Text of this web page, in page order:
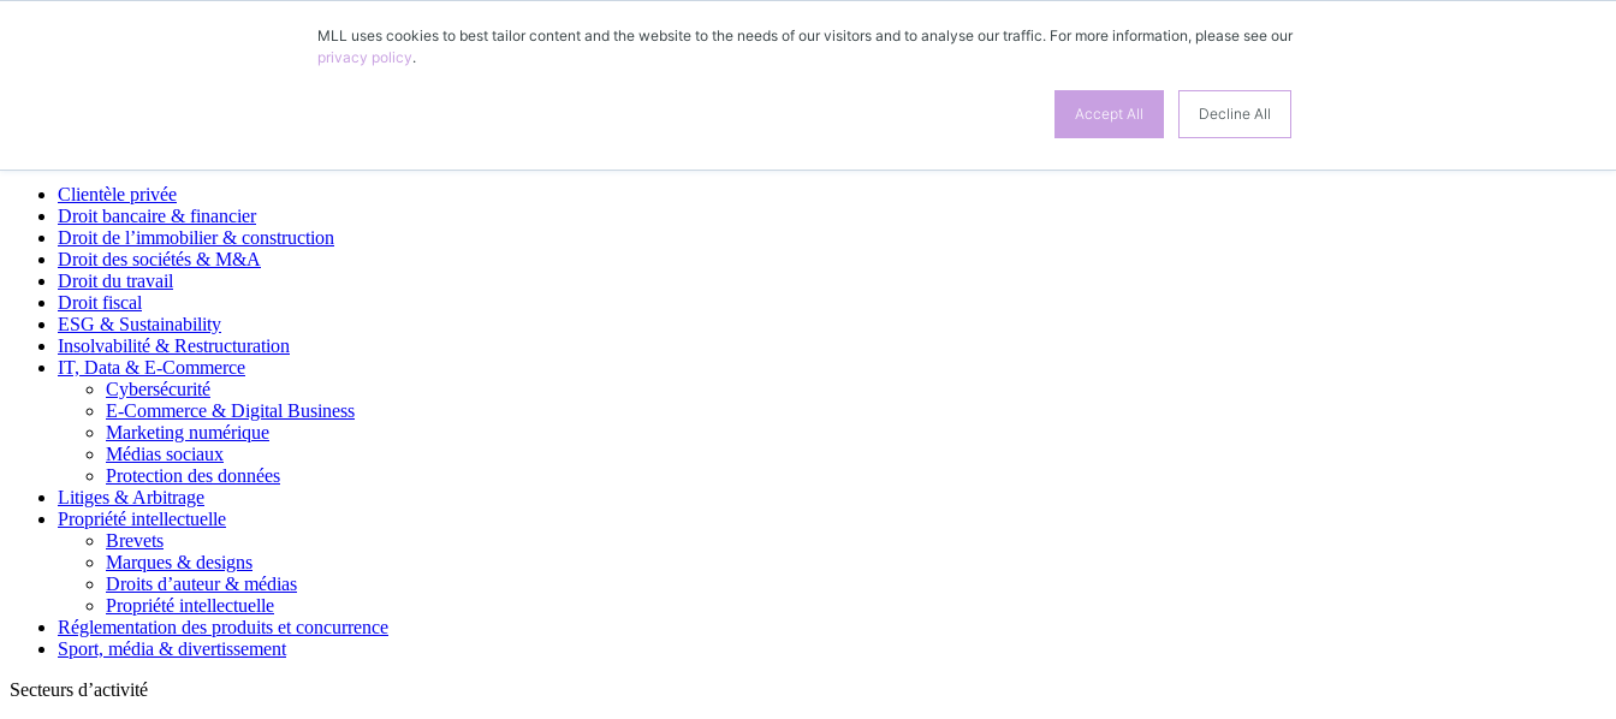
MLL uses cookies to best tailor content and the website to the needs of our visitors and to analyse our traffic. For more information, please see our
privacy policy.
Accept All Decline All
Clientèle privée
Droit bancaire & financier
Droit de l’immobilier & construction
Droit des sociétés & M&A
Droit du travail
Droit fiscal
ESG & Sustainability
Insolvabilité & Restructuration
IT, Data & E-Commerce
Cybersécurité
E-Commerce & Digital Business
Marketing numérique
Médias sociaux
Protection des données
Litiges & Arbitrage
Propriété intellectuelle
Brevets
Marques & designs
Droits d’auteur & médias
Propriété intellectuelle
Réglementation des produits et concurrence
Sport, média & divertissement
Secteurs d’activité